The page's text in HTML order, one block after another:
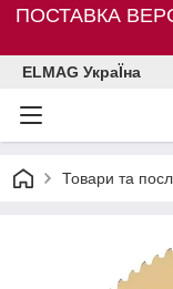
ПОСТАВКА
ELMAG УкраЇна
Товари та